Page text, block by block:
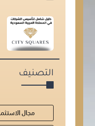
التصنيف
مجال